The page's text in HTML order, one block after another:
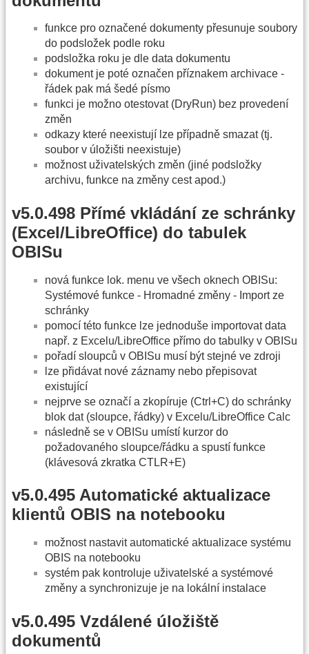
funkce pro označené dokumenty přesunuje soubory
do podsložek podle roku
podsložka roku je dle data dokumentu
dokument je poté označen příznakem archivace -
řádek pak má šedé písmo
funkci je možno otestovat (DryRun) bez provedení
změn
odkazy které neexistují lze případně smazat (tj.
soubor v úložišti neexistuje)
možnost uživatelských změn (jiné podsložky
archivu, funkce na změny cest apod.)
v5.0.498 Přímé vkládání ze schránky
(Excel/LibreOffice) do tabulek
OBISu
nová funkce lok. menu ve všech oknech OBISu:
Systémové funkce - Hromadné změny - Import ze
schránky
pomocí této funkce lze jednoduše importovat data
např. z Excelu/LibreOffice přímo do tabulky v OBISu
pořadí sloupců v OBISu musí být stejné ve zdroji
lze přidávat nové záznamy nebo přepisovat
existující
nejprve se označí a zkopíruje (Ctrl+C) do schránky
blok dat (sloupce, řádky) v Excelu/LibreOffice Calc
následně se v OBISu umístí kurzor do
požadovaného sloupce/řádku a spustí funkce
(klávesová zkratka CTLR+E)
v5.0.495 Automatické aktualizace
klientů OBIS na notebooku
možnost nastavit automatické aktualizace systému
OBIS na notebooku
systém pak kontroluje uživatelské a systémové
změny a synchronizuje je na lokální instalace
v5.0.495 Vzdálené úložiště
dokumentů